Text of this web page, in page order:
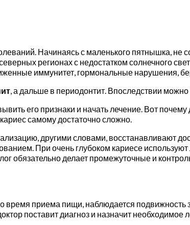
Начинаясь с маленького пятнышка,
регионах с недостатком солнечного
иммунитет, гормональные нарушения,
, а дальше в периодонтит. Впоследствии
его признаки и начать лечение. Вот
самому достаточно сложно.
другими словами, восстанавливают
При очень глубоком кариесе
обязательно делает промежуточные и
приема пищи, наблюдается подвижность
поставит диагноз и назначит необходимое